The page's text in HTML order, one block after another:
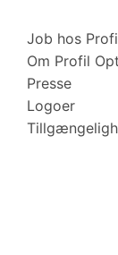
Job hos
Om Profil
Presse
Logoer